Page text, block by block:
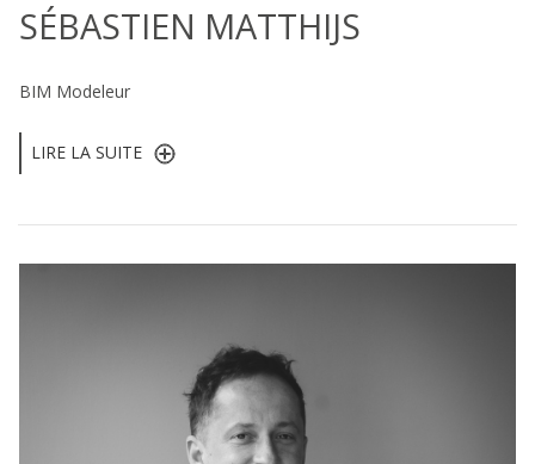
SÉBASTIEN MATTHIJS
BIM Modeleur
LIRE LA SUITE